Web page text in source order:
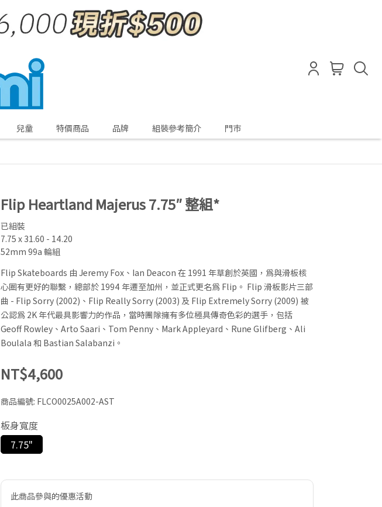
兒童 特價商品 品牌 組裝參考簡介 門市
Flip Heartland Majerus 7.75″ 整組*
已組裝
7.75 x 31.60 - 14.20
52mm 99a 輪組
Flip Skateboards 由 Jeremy Fox、Ian Deacon 在 1991 年草創於英國，為與滑板核
心圈有更好的聯繫，總部於 1994 年遷至加州，並正式更名為 Flip。 Flip 滑板影片三部
曲 - Flip Sorry (2002)、Flip Really Sorry (2003) 及 Flip Extremely Sorry (2009) 被
公認為 2K 年代最具影響力的作品，當時團隊擁有多位極具傳奇色彩的選手，包括
Geoff Rowley、Arto Saari、Tom Penny、Mark Appleyard、Rune Glifberg、Ali
Boulala 和 Bastian Salabanzi。
NT$4,600
商品編號: FLCO0025A002-AST
板身寬度
7.75"
此商品參與的優惠活動